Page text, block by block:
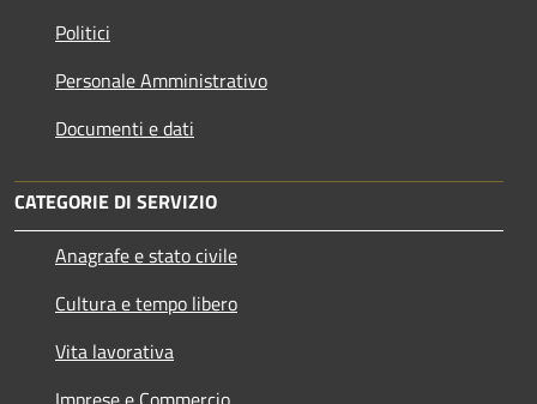
Politici
Personale Amministrativo
Documenti e dati
CATEGORIE DI SERVIZIO
Anagrafe e stato civile
Cultura e tempo libero
Vita lavorativa